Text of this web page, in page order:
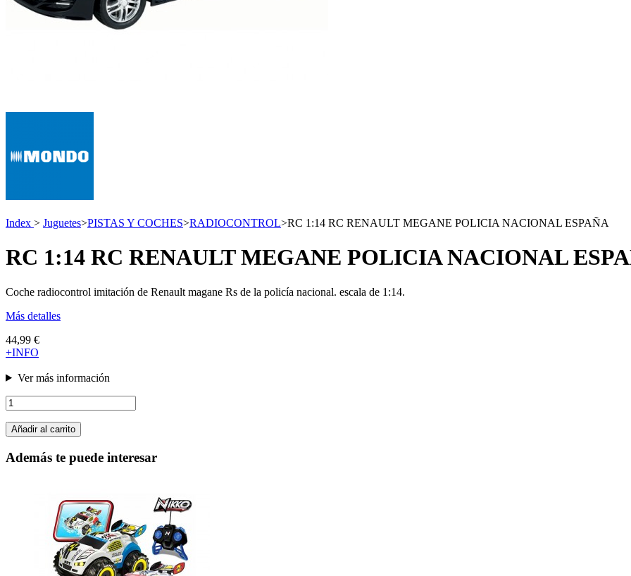
Index > Juguetes>PISTAS Y COCHES>RADIOCONTROL>RC 1:14 RC RENAULT MEGANE POLICIA NACIONAL ESPAÑA
RC 1:14 RC RENAULT MEGANE POLICIA NACIONAL
Coche radiocontrol imitación de Renault magane Rs de la policía nacional. escala de 1:14.
Más detalles
44,99 €
+INFO
Ver más información
Añadir al carrito
Además te puede interesar